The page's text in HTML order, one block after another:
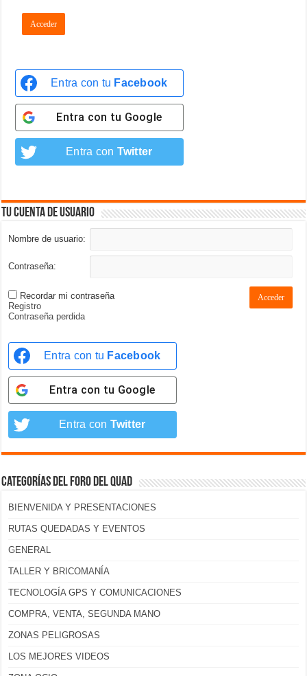
Acceder
Entra con tu Facebook
Entra con tu Google
Entra con Twitter
Tu cuenta de usuario
Nombre de usuario:
Contraseña:
Recordar mi contraseña Acceder
Registro
Contraseña perdida
Entra con tu Facebook
Entra con tu Google
Entra con Twitter
Categorías del foro del Quad
BIENVENIDA Y PRESENTACIONES
RUTAS QUEDADAS Y EVENTOS
GENERAL
TALLER Y BRICOMANÍA
TECNOLOGÍA GPS Y COMUNICACIONES
COMPRA, VENTA, SEGUNDA MANO
ZONAS PELIGROSAS
LOS MEJORES VIDEOS